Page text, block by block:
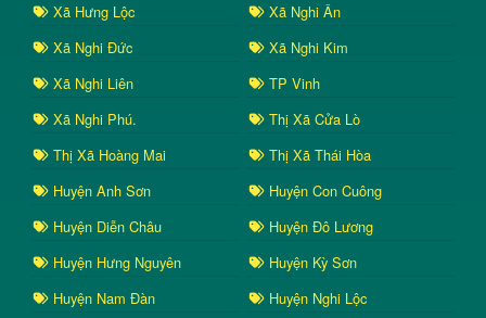
Xã Hưng Lộc
Xã Nghi Ân
Xã Nghi Đức
Xã Nghi Kim
Xã Nghi Liên
TP Vinh
Xã Nghi Phú.
Thị Xã Cửa Lò
Thị Xã Hoàng Mai
Thị Xã Thái Hòa
Huyện Anh Sơn
Huyện Con Cuông
Huyện Diễn Châu
Huyện Đô Lương
Huyện Hưng Nguyên
Huyện Kỳ Sơn
Huyện Nam Đàn
Huyện Nghi Lộc